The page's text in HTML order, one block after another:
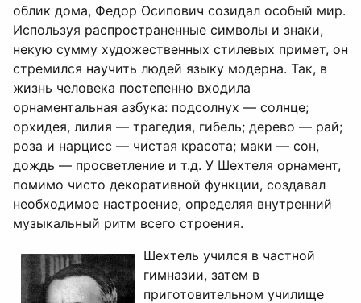
облик дома, Федор Осипович созидал особый мир.
Используя распространенные символы и знаки,
некую сумму художественных стилевых примет, он
стремился научить людей языку модерна. Так, в
жизнь человека постепенно входила
орнаментальная азбука: подсолнух — солнце;
орхидея, лилия — трагедия, гибель; дерево — рай;
роза и нарцисс — чистая красота; маки — сон,
дождь — просветление и т.д. У Шехтеля орнамент,
помимо чисто декоративной функции, создавал
необходимое настроение, определяя внутренний
музыкальный ритм всего строения.
Шехтель учился в частной
гимназии, затем в
приготовительном училище